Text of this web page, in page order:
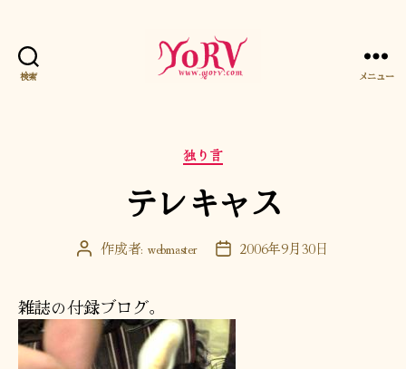
検索 メニュー
カ
テ
ゴ
リ
独り言
テレキャス
投 作成者: webmaster
投 2006年9月30日
雑誌の付録ブログ。